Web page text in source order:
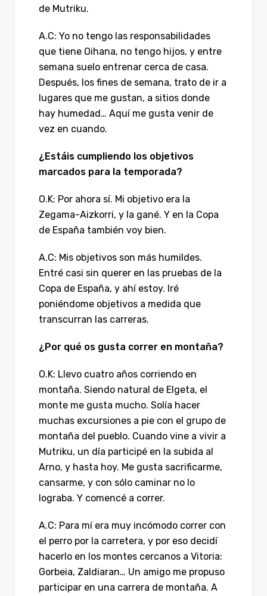
de Mutriku.
A.C: Yo no tengo las responsabilidades
que tiene Oihana, no tengo hijos, y entre
semana suelo entrenar cerca de casa.
Después, los fines de semana, trato de ir a
lugares que me gustan, a sitios donde
hay humedad… Aquí me gusta venir de
vez en cuando.
¿Estáis cumpliendo los objetivos
marcados para la temporada?
O.K: Por ahora sí. Mi objetivo era la
Zegama-Aizkorri, y la gané. Y en la Copa
de España también voy bien.
A.C: Mis objetivos son más humildes.
Entré casi sin querer en las pruebas de la
Copa de España, y ahí estoy. Iré
poniéndome objetivos a medida que
transcurran las carreras.
¿Por qué os gusta correr en montaña?
O.K: Llevo cuatro años corriendo en
montaña. Siendo natural de Elgeta, el
monte me gusta mucho. Solía hacer
muchas excursiones a pie con el grupo de
montaña del pueblo. Cuando vine a vivir a
Mutriku, un día participé en la subida al
Arno, y hasta hoy. Me gusta sacrificarme,
cansarme, y con sólo caminar no lo
lograba. Y comencé a correr.
A.C: Para mí era muy incómodo correr con
el perro por la carretera, y por eso decidí
hacerlo en los montes cercanos a Vitoria:
Gorbeia, Zaldiaran… Un amigo me propuso
participar en una carrera de montaña. A